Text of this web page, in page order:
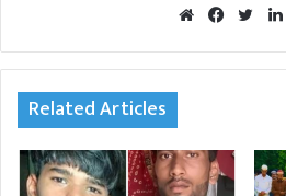
We
te
Fac
oo
Twi
r
Related Articles